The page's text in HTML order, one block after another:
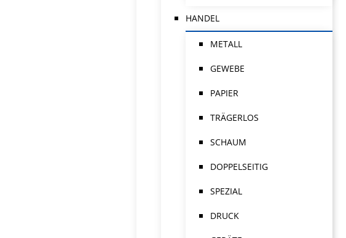
HANDEL
METALL
GEWEBE
PAPIER
TRÄGERLOS
SCHAUM
DOPPELSEITIG
SPEZIAL
DRUCK